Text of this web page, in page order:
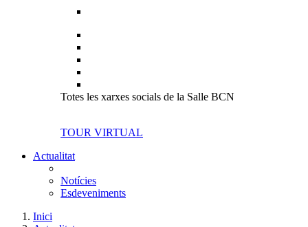
Totes les xarxes socials de la Salle BCN
TOUR VIRTUAL
Actualitat
Notícies
Esdeveniments
Inici